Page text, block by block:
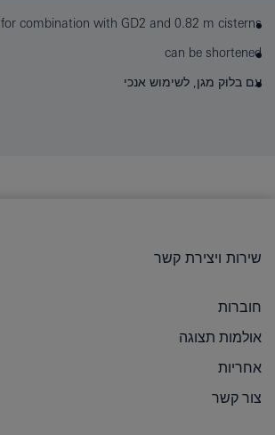
for combination with GD2 and 0.82 m cisterns
can be shortened
עם בלוק מגן, לשימוש אנכי
שירות ויצירת קשר
חוברות
אולמות תצוגה
אחריות
צור קשר